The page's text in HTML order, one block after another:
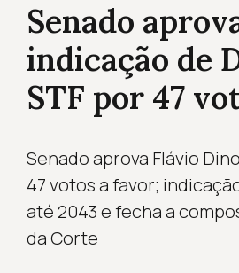
Senado
indicação de
STF por 47
Senado aprova Flávio
47 votos a favor;
até 2043 e fecha a
da Corte